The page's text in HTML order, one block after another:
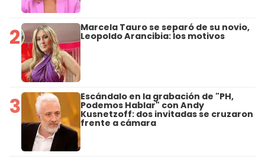
2 Marcela Tauro se separó de su novio,
Leopoldo Arancibia: los motivos
3 Escándalo en la grabación de "PH,
Podemos Hablar" con Andy
Kusnetzoff: dos invitadas se cruzaron
frente a cámara